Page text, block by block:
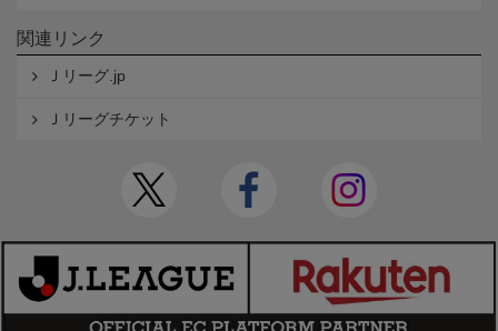
関連リンク
Ｊリーグ.jp
Ｊリーグチケット